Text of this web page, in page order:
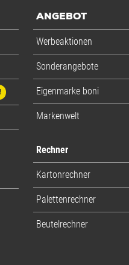
ANGEBOT
Werbeaktionen
Sonderangebote
Eigenmarke boni
Markenwelt
Rechner
Kartonrechner
Palettenrechner
Beutelrechner